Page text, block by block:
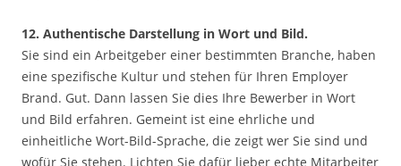
12. Authentische Darstellung in Wort und Bild.
Sie sind ein Arbeitgeber einer bestimmten Branche, haben
eine spezifische Kultur und stehen für Ihren Employer
Brand. Gut. Dann lassen Sie dies Ihre Bewerber in Wort
und Bild erfahren. Gemeint ist eine ehrliche und
einheitliche Wort-Bild-Sprache, die zeigt wer Sie sind und
wofür Sie stehen. Lichten Sie dafür lieber echte Mitarbeiter